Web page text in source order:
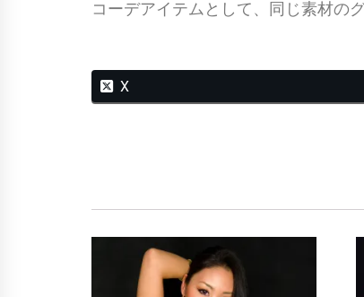
コーデアイテムとして、同じ素材の
X